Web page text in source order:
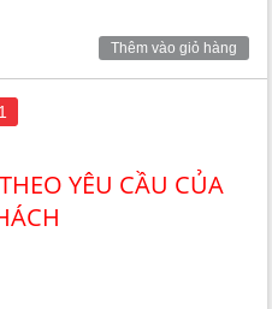
Thêm vào giỏ hàng
1
YÊU CẦU CỦA